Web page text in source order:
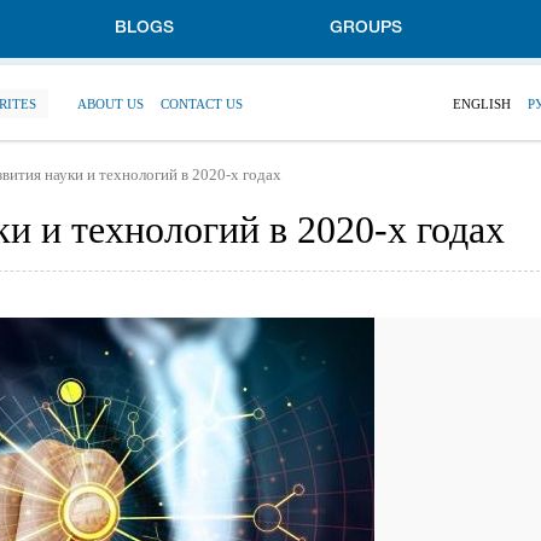
BLOGS GROUPS
ABOUT US CONTACT US ENGLISH
науки и технологий в 2020-х годах
и технологий в 2020-х годах